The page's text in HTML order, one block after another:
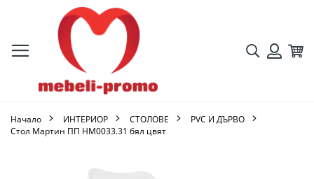
Търсене
Начало ИНТЕРИОР СТОЛОВЕ
PVC И ДЪРВО
Стол Мартин ПП HM0033.31 бял цвят